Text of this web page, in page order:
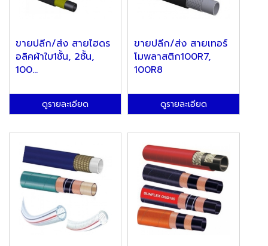
ขายปลีก/ส่ง สายไฮดร
อลิคผ้าใบ1ชั้น, 2ชั้น,
100...
ดูรายละเอียด
ขายปลีก/ส่ง สายเทอร์
โมพลาสติก100R7,
100R8
ดูรายละเอียด